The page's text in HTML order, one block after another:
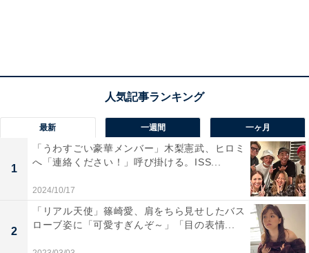
最新 一週間 一ヶ月
1
「うわすごい豪華メンバー」木梨憲武、ヒロミ
へ「連絡ください！」呼び掛ける。ISS...
2024/10/17
2
「リアル天使」篠崎愛、肩をちら見せしたバス
ローブ姿に「可愛すぎんぞ～」「目の表情...